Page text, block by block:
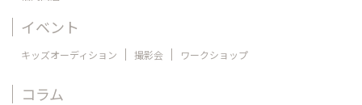
イベント
キッズオーディション 撮影会 ワークショップ
コラム